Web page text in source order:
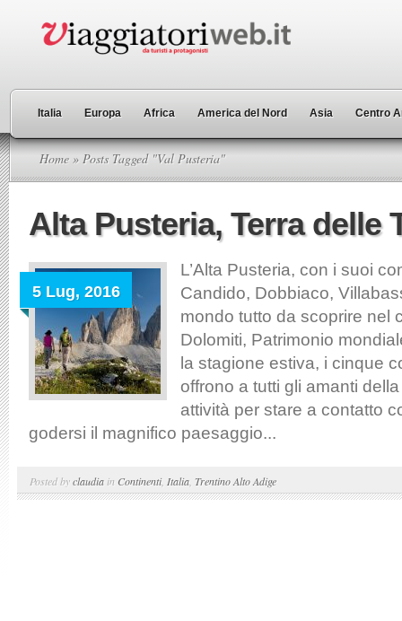
Italia Europa Africa America del Nord Asia Centro
Home » Posts Tagged "Val Pusteria"
Alta Pusteria, Terra delle
5 Lug, 2016
L’Alta Pusteria, con i suoi
Candido, Dobbiaco,
mondo tutto da scoprire nel
Dolomiti, Patrimonio
la stagione estiva, i cinque
offrono a tutti gli amanti
attività per stare a contatto
godersi il magnifico paesaggio...
Posted byclaudia in Continenti, Italia Trentino Alto Adige